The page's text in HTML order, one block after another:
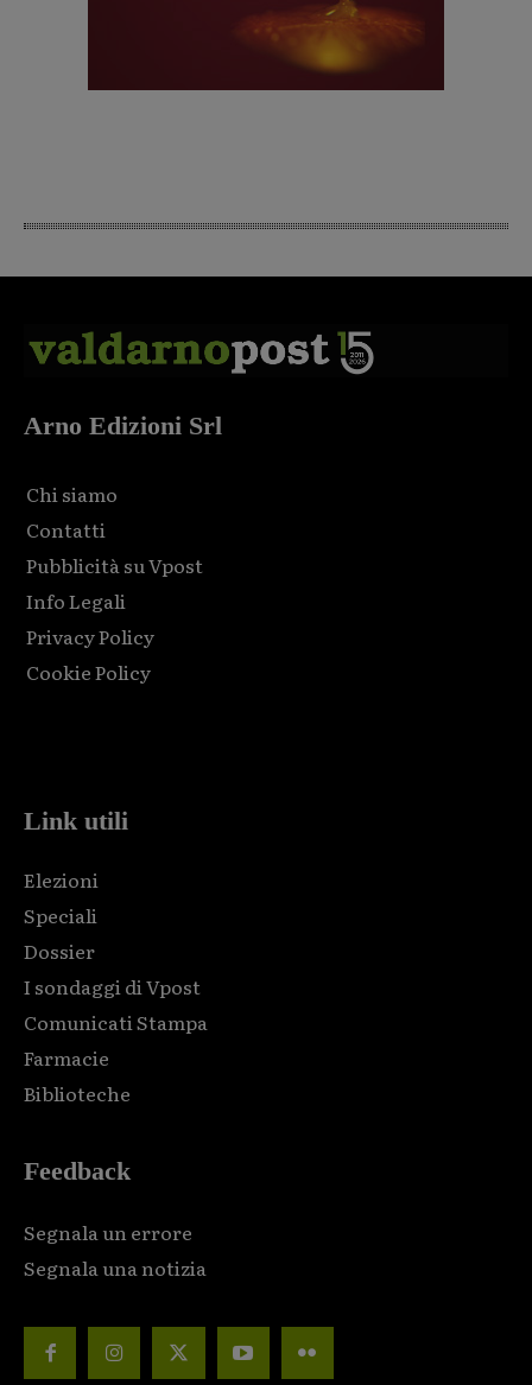
Arno Edizioni Srl
Chi siamo
Contatti
Pubblicità su Vpost
Info Legali
Privacy Policy
Cookie Policy
Link utili
Elezioni
Speciali
Dossier
I sondaggi di Vpost
Comunicati Stampa
Farmacie
Biblioteche
Feedback
Segnala un errore
Segnala una notizia